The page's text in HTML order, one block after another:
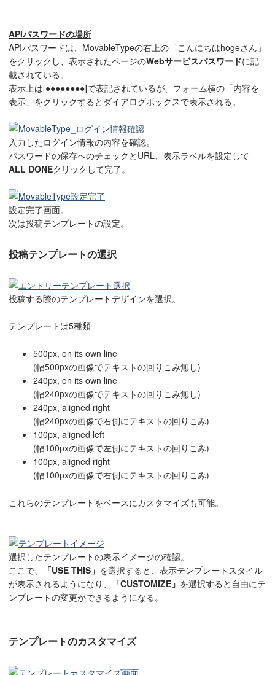
APIパスワードの場所
APIパスワードは、MovableTypeの右上の「こんにちはhogeさん」
をクリックし、表示されたページのWebサービスパスワードに記
載されている。
表示上は[●●●●●●●●]で表記されているが、フォーム横の「内容を
表示」をクリックするとダイアログボックスで表示される。
入力したログイン情報の内容を確認。
パスワードの保存へのチェックとURL、表示ラベルを設定して
ALL DONEクリックして完了。
設定完了画面。
次は投稿テンプレートの設定。
投稿テンプレートの選択
投稿する際のテンプレートデザインを選択。
テンプレートは5種類
500px, on its own line
(幅500pxの画像でテキストの回りこみ無し)
240px, on its own line
(幅240pxの画像でテキストの回りこみ無し)
240px, aligned right
(幅240pxの画像で右側にテキストの回りこみ)
100px, aligned left
(幅100pxの画像で左側にテキストの回りこみ)
100px, aligned right
(幅100pxの画像で右側にテキストの回りこみ)
これらのテンプレートをベースにカスタマイズも可能。
選択したテンプレートの表示イメージの確認。
ここで、
「USE THIS」 を選択すると、表示テンプレートスタイル
が表示されるようになり、
「CUSTOMIZE」 を選択すると自由にテ
ンプレートの変更ができるようになる。
テンプレートのカスタマイズ